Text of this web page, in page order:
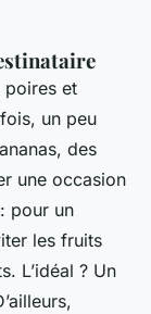
poires et
un peu
des
une occasion
pour un
les fruits
L’idéal ? Un